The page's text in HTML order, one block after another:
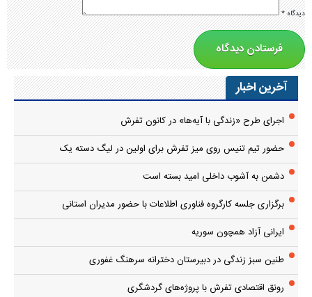
دیدگاه*
آخرین اخبار
اجرای طرح «زندگی با آیه‌ها» در کانون تفرش
حضور تیم تنیس روی میز تفرش برای اولین در لیگ دسته یک
دشمن به آشوب داخلی امید بسته است
برگزاری جلسه کارگروه فناوری اطلاعات با حضور مدیران استانی
ایرانی آزاد همچون سوریه
طنین سبز زندگی در دبیرستان دخترانه سرهنگ غفوری
رونق اقتصادی تفرش با پروژه‌های گردشگری